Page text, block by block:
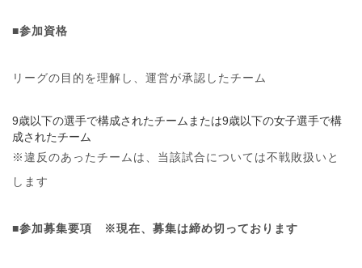
■参加資格
リーグの目的を理解し、運営が承認したチーム
9歳以下の選手で構成されたチームまたは9歳以下の女子選手で構
成されたチーム
※違反のあったチームは、当該試合については不戦敗扱いと
します
■参加募集要項 ※現在、募集は締め切っております